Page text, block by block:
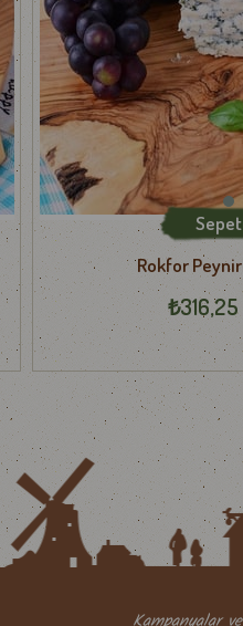
Rokfor
₺316,25